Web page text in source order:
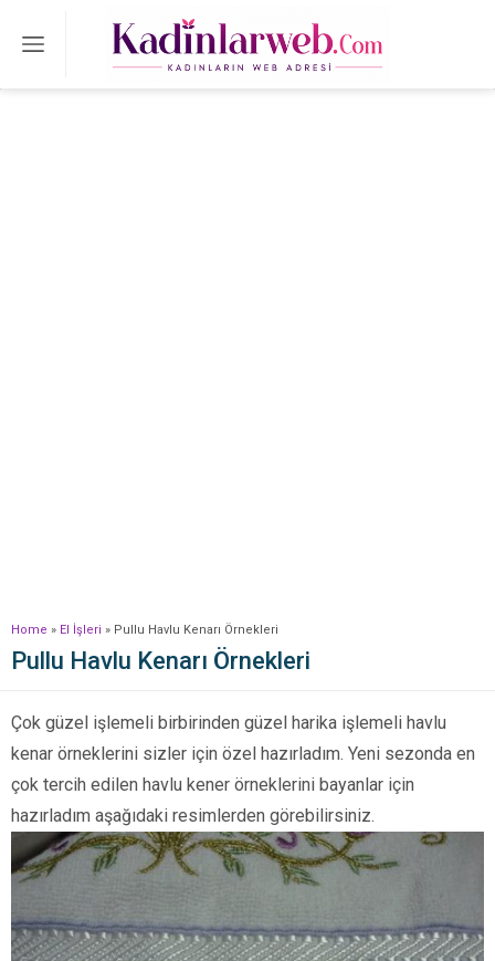
Home » El İşleri » Pullu Havlu Kenarı Örnekleri
Pullu Havlu Kenarı Örnekleri
Çok güzel işlemeli birbirinden güzel harika işlemeli havlu
kenar örneklerini sizler için özel hazırladım. Yeni sezonda en
çok tercih edilen havlu kener örneklerini bayanlar için
hazırladım aşağıdaki resimlerden görebilirsiniz.